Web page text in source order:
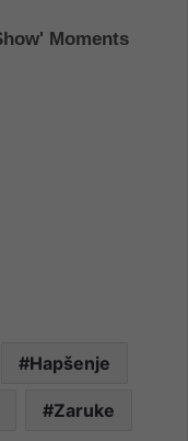
Hapšenje
Zaruke